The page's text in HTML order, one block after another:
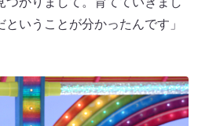
いうことが分かったんです」